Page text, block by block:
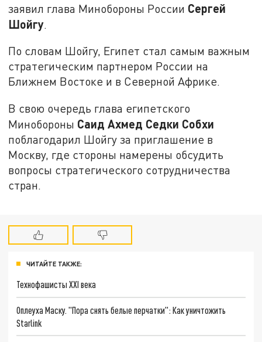
заявил глава Минобороны России Сергей
Шойгу.
По словам Шойгу, Египет стал самым важным
стратегическим партнером России на
Ближнем Востоке и в Северной Африке.
В свою очередь глава египетского
Минобороны Саид Ахмед Седки Собхи
поблагодарил Шойгу за приглашение в
Москву, где стороны намерены обсудить
вопросы стратегического сотрудничества
стран.
ЧИТАЙТЕ ТАКЖЕ:
Технофашисты XXI века
Оплеуха Маску. "Пора снять белые перчатки": Как уничтожить
Starlink